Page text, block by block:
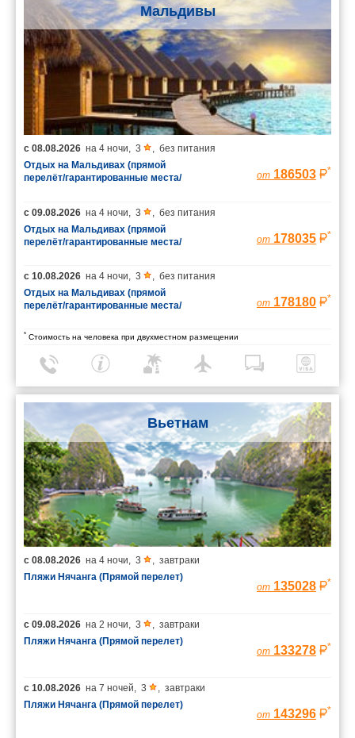
Мальдивы
с 08.08.2026 на 4 ночи 3
без питания
Отдых на Мальдивах (прямой
перелёт/гарантированные места/
от 186503 *
с 09.08.2026 на 4 ночи 3
без питания
Отдых на Мальдивах (прямой
перелёт/гарантированные места/
от 178035 *
с 10.08.2026 на 4 ночи 3
без питания
Отдых на Мальдивах (прямой
перелёт/гарантированные места/
от 178180 *
* Стоимость на человека при двухместном размещении
Вьетнам
с 08.08.2026 на 4 ночи, 3 , завтраки
Пляжи Нячанга (Прямой перелет)
от 135028 *
с 09.08.2026 на 2 ночи, 3 , завтраки
Пляжи Нячанга (Прямой перелет)
от 133278 *
с 10.08.2026 на 7 ночей, 3 , завтраки
Пляжи Нячанга (Прямой перелет)
от 143296 *